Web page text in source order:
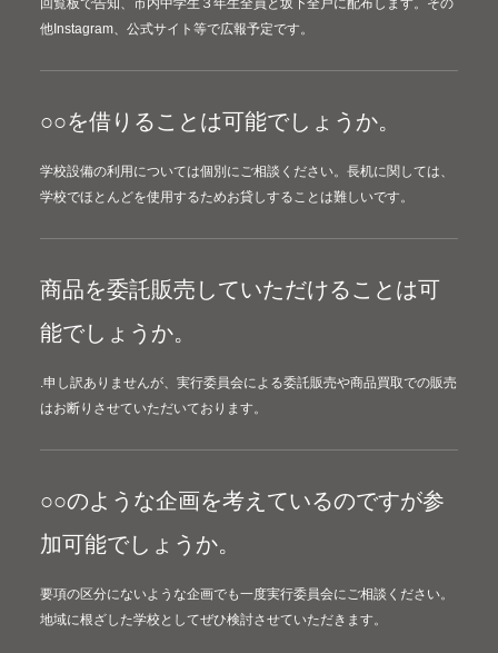
回覧板で告知、市内中学生３年生全員と坂下全戸に配布します。その
他Instagram、公式サイト等で広報予定です。
○○を借りることは可能でしょうか。
学校設備の利用については個別にご相談ください。長机に関しては、
学校でほとんどを使用するためお貸しすることは難しいです。
商品を委託販売していただけることは可
能でしょうか。
.申し訳ありませんが、実行委員会による委託販売や商品買取での販売
はお断りさせていただいております。
○○のような企画を考えているのですが参
加可能でしょうか。
要項の区分にないような企画でも一度実行委員会にご相談ください。
地域に根ざした学校としてぜひ検討させていただきます。